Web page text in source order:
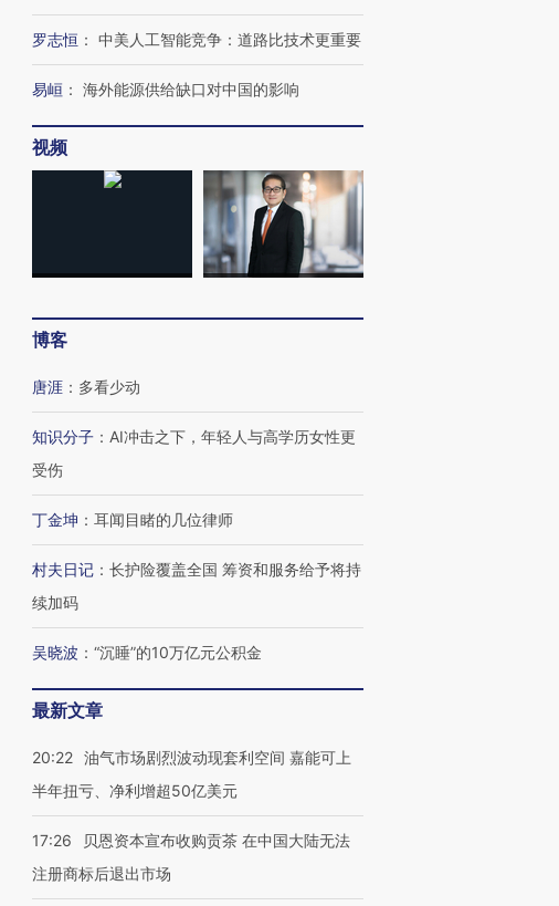
罗志恒 ： 中美人工智能竞争：道路比技术更重要
易峘 ： 海外能源供给缺口对中国的影响
视频
博客
唐涯 ： 多看少动
知识分子 ： AI冲击之下，年轻人与高学历女性更
受伤
丁金坤 ： 耳闻目睹的几位律师
村夫日记 ： 长护险覆盖全国 筹资和服务给予将持
续加码
吴晓波 ： “沉睡”的10万亿元公积金
最新文章
20:22 油气市场剧烈波动现套利空间 嘉能可上
半年扭亏、净利增超50亿美元
17:26
贝恩资本宣布收购贡茶 在中国大陆无法
注册商标后退出市场